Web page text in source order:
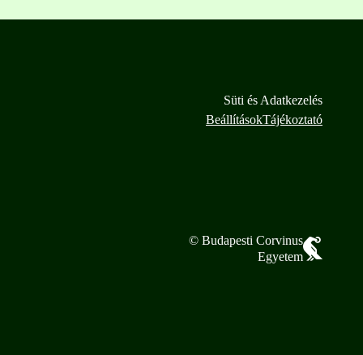
Süti és Adatkezelés
BeállításokTájékoztató
© Budapesti Corvinus
Egyetem